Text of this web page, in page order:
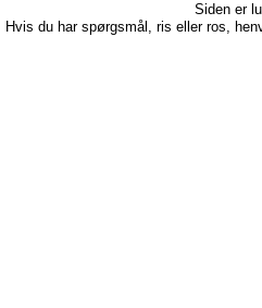
Siden er
Hvis du har spørgsmål, ris eller ros,